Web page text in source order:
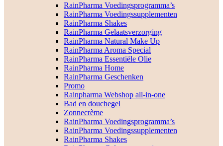
RainPharma Voedingsprogramma’s
RainPharma Voedingssupplementen
RainPharma Shakes
RainPharma Gelaatsverzorging
RainPharma Natural Make Up
RainPharma Aroma Special
RainPharma Essentiële Olie
RainPharma Home
RainPharma Geschenken
Promo
Rainpharma Webshop all-in-one
Bad en douchegel
Zonnecrème
RainPharma Voedingsprogramma’s
RainPharma Voedingssupplementen
RainPharma Shakes